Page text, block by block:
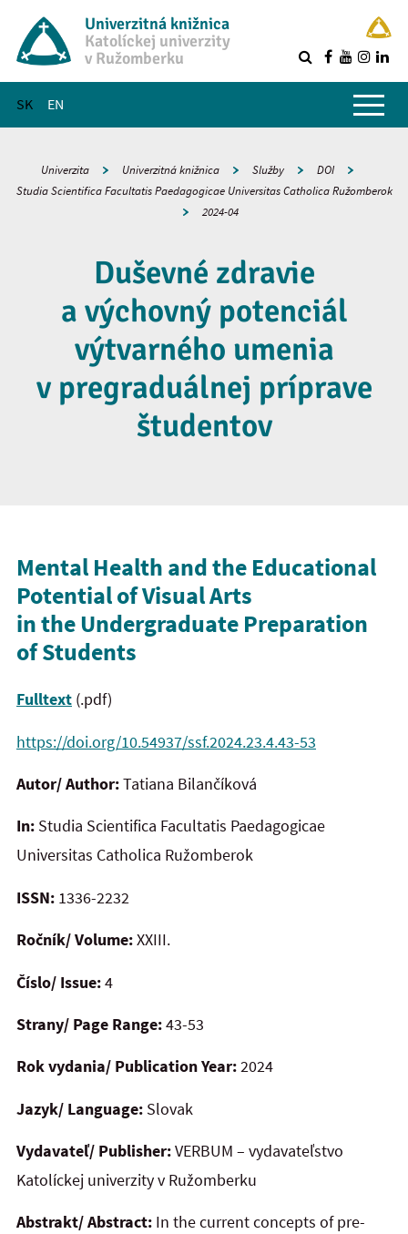
Univerzitná knižnica
Katolíckej univerzity
v Ružomberku
SK EN
Hlavné menu
Univerzita Univerzitná knižnica Služby
DOI
Studia Scientifica Facultatis Paedagogicae Universitas Catholica Ružomberok
2024-04
Duševné zdravie
a výchovný potenciál
výtvarného umenia
v pregraduálnej príprave
študentov
Mental Health and the Educational
Potential of Visual Arts
in the Undergraduate Preparation
of Students
Fulltext (.pdf)
https://doi.org/10.54937/ssf.2024.23.4.43-53
Autor/ Author:Tatiana Bilančíková
In: Studia Scientifica Facultatis Paedagogicae
Universitas Catholica Ružomberok
ISSN: 1336-2232
Ročník/ Volume:XXIII.
Číslo/ Issue:4
Strany/ Page Range:43-53
Rok vydania/ Publication Year:2024
Jazyk/ Language: Slovak
Vydavateľ/ Publisher:VERBUM – vydavateľstvo
Katolíckej univerzity v Ružomberku
Abstrakt/ Abstract: In the current concepts of pre-